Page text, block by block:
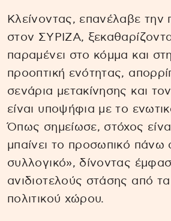
Κλείνοντας, επανέλαβε
στον ΣΥΡΙΖΑ,
παραμένει στο κόμμα και
προοπτική ενότητας,
σενάρια μετακίνησης και
είναι υποψήφια με το
Όπως σημείωσε, στόχος
μπαίνει το προσωπικό πάνω
συλλογικό», δίνοντας
ανιδιοτελούς στάσης από
πολιτικού χώρου.